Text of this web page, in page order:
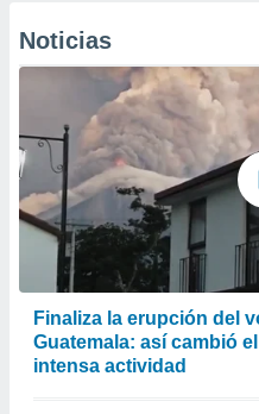
Noticias
Finaliza la erupción del
Guatemala: así cambió
intensa actividad